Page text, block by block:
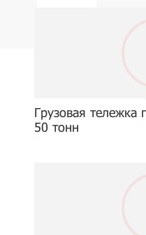
Грузовая тележка
50 тонн